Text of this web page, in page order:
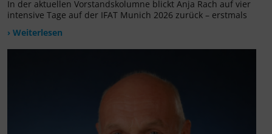
In der aktuellen Vorstandskolumne blickt Anja Rach auf vier
intensive Tage auf der IFAT Munich 2026 zurück – erstmals
› Weiterlesen